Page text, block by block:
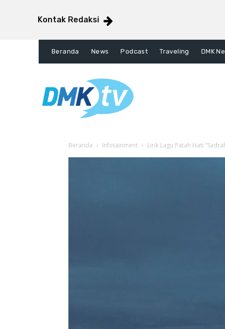
Kontak Redaksi
Beranda News Podcast Traveling DMK
Beranda Infotainment Lirik Lagu Patah Hati